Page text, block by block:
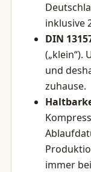
inklusive
DIN
(„klein“).
und
zuhause.
immer